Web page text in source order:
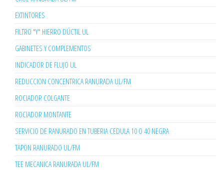
EXTINTORES
FILTRO "Y" HIERRO DÚCTIL UL
GABINETES Y COMPLEMENTOS
INDICADOR DE FLUJO UL
REDUCCION CONCENTRICA RANURADA UL/FM
ROCIADOR COLGANTE
ROCIADOR MONTANTE
SERVICIO DE RANURADO EN TUBERIA CEDULA 10 O 40 NEGRA
TAPON RANURADO UL/FM
TEE MECANICA RANURADA UL/FM